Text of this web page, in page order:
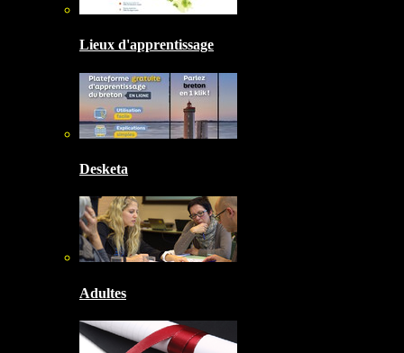
Lieux d'apprentissage
Desketa
Adultes